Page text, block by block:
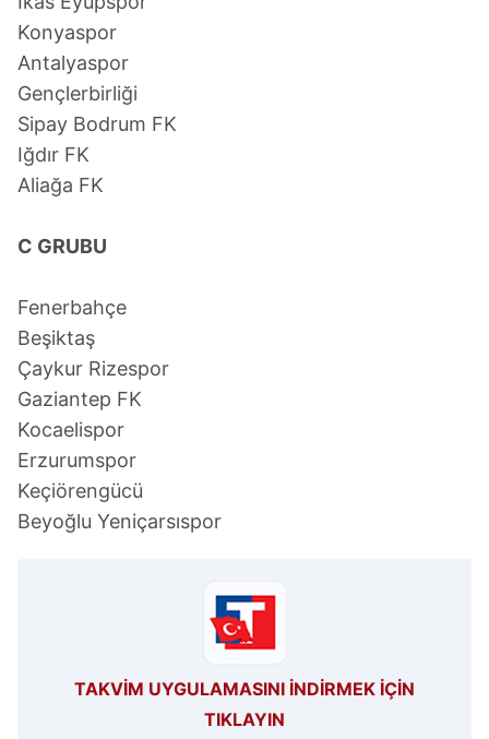
hazırlanmış Aydınlatma Metnimizi okumak ve sitemizde
ilgili mevzuata uygun olarak kullanılan çerezlerle ilgili bilgi
almak için lütfen
Konyaspor
Antalyaspor
Gençlerbirliği
Sipay Bodrum FK
Iğdır FK
Aliağa FK
C GRUBU
Fenerbahçe
Beşiktaş
Çaykur Rizespor
Gaziantep FK
Kocaelispor
Erzurumspor
Keçiörengücü
Beyoğlu Yeniçarsıspor
TAKVİM UYGULAMASINI İNDİRMEK İÇİN
TIKLAYIN